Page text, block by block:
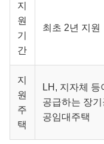
지
원
기
간
최초 2년 지원
지
원
주
택
LH, 지자체 등
공급하는 장기
공임대주택